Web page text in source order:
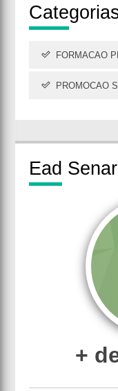
Cate
FORMACAO
PROMOCAO
Ead Senar
+